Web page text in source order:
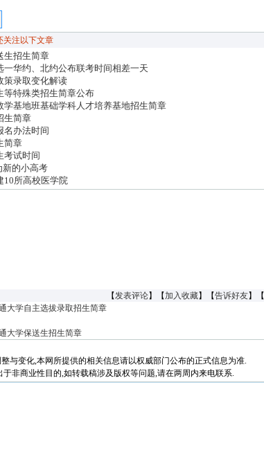
关注以下文章
生招生简章
一华约、北约公布联考时间相差一天
策录取变化解读
等特殊类招生简章公布
学基地班基础学科人才培养基地招生简章
生简章
名办法时间
简章
考试时间
新的小高考
10所高校医学院
【发表评论】【加入收藏】【告诉好友】【
大学自主选拔录取招生简章
大学保送生招生简章
与变化,本网所提供的相关信息请以权威部门公布的正式信息为准.
非商业性目的,如转载稿涉及版权等问题,请在两周内来电联系.